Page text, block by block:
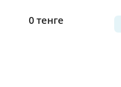
0 тенге